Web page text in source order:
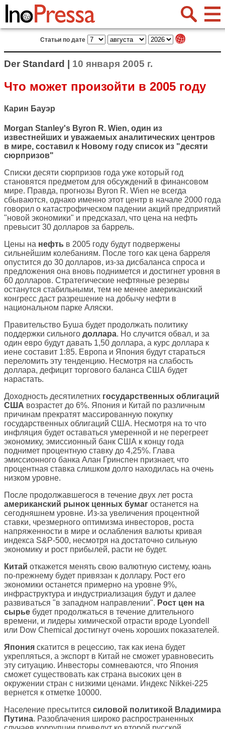
Статьи по дате
Der Standard | 10 января 2005 г.
Что может произойти в 2005 году
Карин Бауэр
Morgan Stanley's Byron R. Wien, один из
известнейших и уважаемых аналитических центров
в мире, составил к Новому году список из "десяти
сюрпризов"
Списки десяти сюрпризов года уже который год
становятся предметом для обсуждений в финансовом
мире. Правда, прогнозы Byron R. Wien не всегда
сбываются, однако именно этот центр в начале 2000 года
говорил о катастрофическом падении акций предприятий
"новой экономики" и предсказал, что цена на нефть
превысит 30 долларов за баррель.
Цены на нефть в 2005 году будут подвержены
сильнейшим колебаниям. После того как цена барреля
опустится до 30 долларов, из-за дисбаланса спроса и
предложения она вновь поднимется и достигнет уровня в
60 долларов. Стратегические нефтяные резервы
останутся стабильными, тем не менее американский
конгресс даст разрешение на добычу нефти в
национальном парке Аляски.
Правительство Буша будет продолжать политику
поддержки сильного доллара. Но случится обвал, и за
один евро будут давать 1,50 доллара, а курс доллара к
иене составит 1:85. Европа и Япония будут стараться
переломить эту тенденцию. Несмотря на слабость
доллара, дефицит торгового баланса США будет
нарастать.
Доходность десятилетних государственных облигаций
США возрастет до 6%. Япония и Китай по различным
причинам прекратят массированную покупку
государственных облигаций США. Несмотря на то что
инфляция будет оставаться умеренной и не перегреет
экономику, эмиссионный банк США к концу года
поднимет процентную ставку до 4,25%. Глава
эмиссионного банка Алан Гринспен признает, что
процентная ставка слишком долго находилась на очень
низком уровне.
После продолжавшегося в течение двух лет роста
американский рынок ценных бумаг останется на
сегодняшнем уровне. Из-за увеличения процентной
ставки, чрезмерного оптимизма инвесторов, роста
напряженности в мире и ослабления валюты кривая
индекса S&P-500, несмотря на достаточно сильную
экономику и рост прибылей, расти не будет.
Китай откажется менять свою валютную систему, юань
по-прежнему будет привязан к доллару. Рост его
экономики останется примерно на уровне 9%,
инфраструктура и индустриализация будут и далее
развиваться "в западном направлении". Рост цен на
сырье будет продолжаться в течение длительного
времени, и лидеры химической отрасти вроде Lyondell
или Dow Chemical достигнут очень хороших показателей.
Япония скатится в рецессию, так как иена будет
укрепляться, а экспорт в Китай не сможет уравновесить
эту ситуацию. Инвесторы сомневаются, что Япония
сможет существовать как страна высоких цен в
окружении стран с низкими ценами. Индекс Nikkei-225
вернется к отметке 10000.
Население пресытится силовой политикой Владимира
Путина. Разоблачения широко распространенных